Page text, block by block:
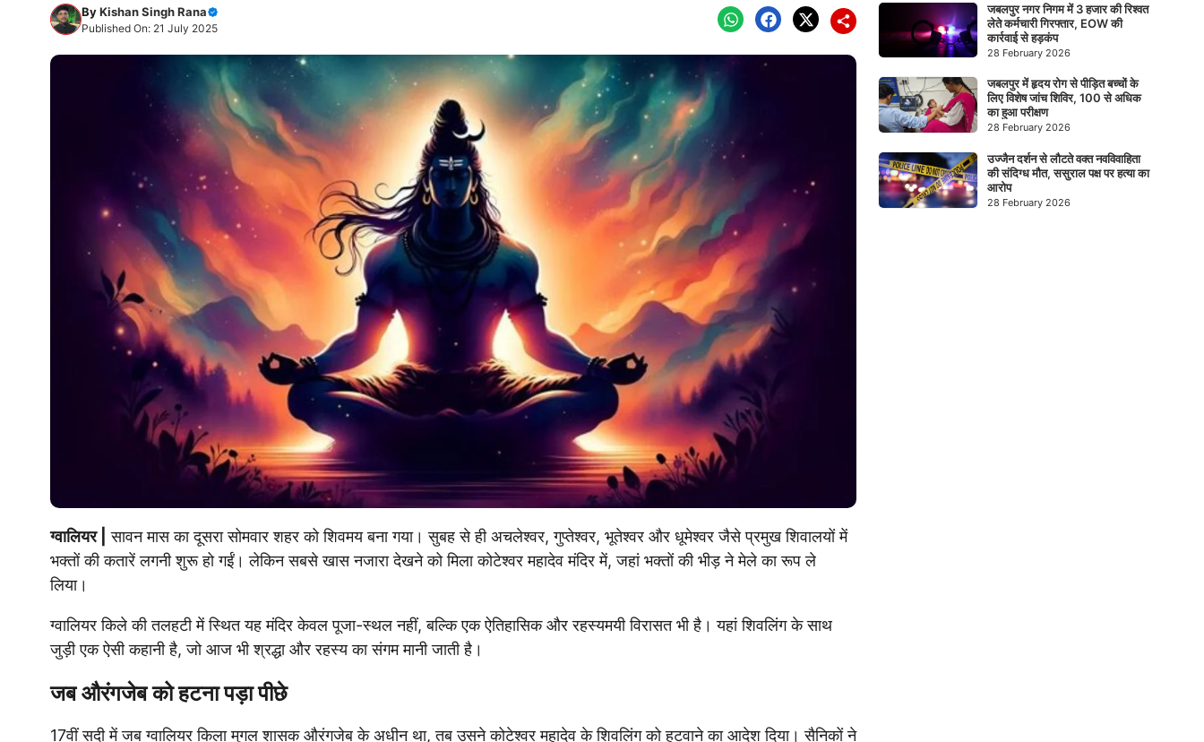
ByKishan Singh Rana
Published On: 21 July 2025
ग्वालियर |
सावन मास का दूसरा सोमवार शहर को शिवमय बना गया। सुबह से ही अचलेश्वर, गुप्तेश्वर, भूतेश्वर और धूमेश्वर जैसे प्रमुख शिवालयों में
भक्तों की कतारें लगनी शुरू हो गईं। लेकिन सबसे खास नजारा देखने को मिला कोटेश्वर महादेव मंदिर में, जहां भक्तों की भीड़ ने मेले का रूप ले
लिया।
ग्वालियर किले की तलहटी में स्थित यह मंदिर केवल पूजा-स्थल नहीं, बल्कि एक ऐतिहासिक और रहस्यमयी विरासत भी है। यहां शिवलिंग के साथ
जुड़ी एक ऐसी कहानी है, जो आज भी श्रद्धा और रहस्य का संगम मानी जाती है।
जब औरंगजेब को हटना पड़ा पीछे
17वीं सदी में जब ग्वालियर किला मुगल शासक औरंगजेब के अधीन था, तब उसने कोटेश्वर महादेव के शिवलिंग को हटवाने का आदेश दिया। सैनिकों ने
जबलपुर नगर निगम में 3 हजार की रिश्वत
लेते कर्मचारी गिरफ्तार, EOW की
कार्रवाई से हड़कंप
28 February 2026
जबलपुर में हृदय रोग से पीड़ित बच्चों के
लिए विशेष जांच शिविर, 100 से अधिक
का हुआ परीक्षण
28 February 2026
उज्जैन दर्शन से लौटते वक्त नवविवाहिता
की संदिग्ध मौत, ससुराल पक्ष पर हत्या का
आरोप
28 February 2026